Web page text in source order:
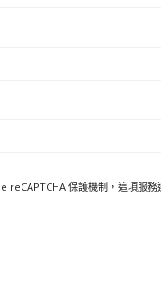
reCAPTCHA 保護機制，這項服